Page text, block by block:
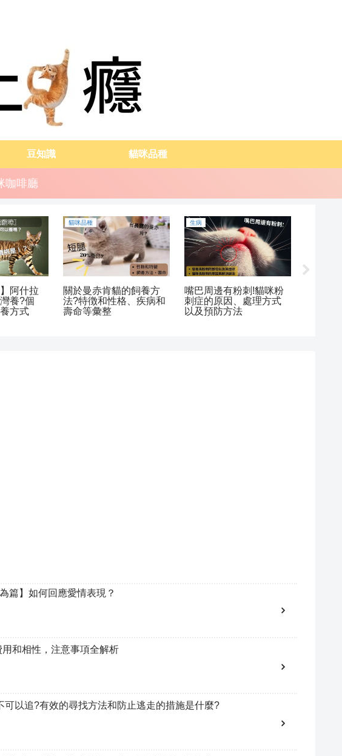
豆知識 貓咪品種
咖啡廳
貓的感情
「貓咪眨眼的4種意思」
看情況貓咪對你的眨眼
的表達不一樣喔
貓咪品種
曼赤肯貓的個性與特徵?
人氣毛色與容易罹患的
貓咪品種
【美國捲耳貓】個性
性格・疾病・壽命・
徵及飼養要點
篇】如何回應愛情表現？
用和相性，注意事項全解析
可以追?有效的尋找方法和防止逃走的措施是什麼?